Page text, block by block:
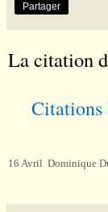
Partager
La citation
Citations
16 Avril Dominique